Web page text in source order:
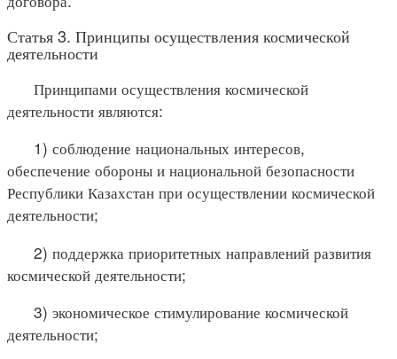
Статья 3. Принципы осуществления космической
деятельности
Принципами осуществления космической
деятельности являются:
1) соблюдение национальных интересов,
обеспечение обороны и национальной безопасности
Республики Казахстан при осуществлении космической
деятельности;
2) поддержка приоритетных направлений развития
космической деятельности;
3) экономическое стимулирование космической
деятельности;